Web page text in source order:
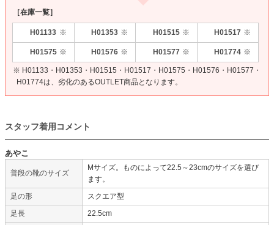
［在庫一覧］
H01133 ※ H01353 ※ H01515 ※ H01517 ※
H01575 ※ H01576 ※ H01577 ※ H01774 ※
※ H01133・H01353・H01515・H01517・H01575・H01576・H01577・
H01774は、劣化のあるOUTLET商品となります。
スタッフ着用コメント
あやこ
普段の靴のサイズ
Mサイズ。ものによって22.5～23cmのサイズを選び
ます。
足の形
スクエア型
足長
22.5cm